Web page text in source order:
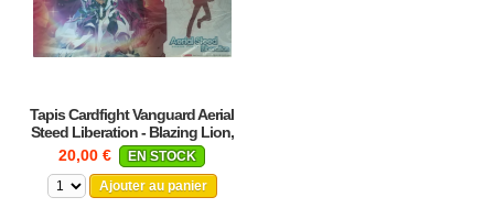
Tapis Cardfight Vanguard Aerial
Steed Liberation - Blazing Lion,
Platina Ezel
TAPIS_V-BT05E
20,00 €
EN STOCK
Ajouter au panier